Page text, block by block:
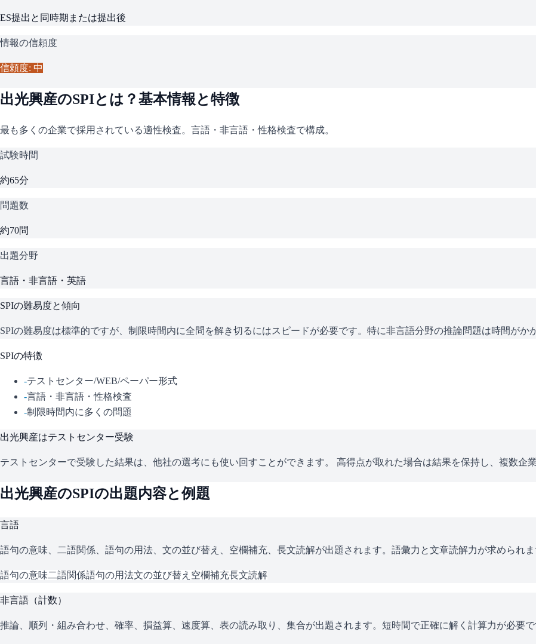
ES提出と同時期または提出後
情報の信頼度
信頼度: 中
出光興産のSPIとは？基本情報と特徴
最も多くの企業で採用されている適性検査。言語・非言語・性格検査で構成。
試験時間
約65分
問題数
約70問
出題分野
言語・非言語・英語
SPIの難易度と傾向
SPIの難易度は標準的ですが、制限時間内に全問を解き切るにはスピードが必要です。特に非言語分野の推論問題は時間がか
SPIの特徴
-テストセンター/WEB/ペーパー形式
-言語・非言語・性格検査
-制限時間内に多くの問題
出光興産はテストセンター受験
テストセンターで受験した結果は、他社の選考にも使い回すことができます。 高得点が取れた場合は結果を保持し、複数企
出光興産のSPIの出題内容と例題
言語
語句の意味、二語関係、語句の用法、文の並び替え、空欄補充、長文読解が出題されます。語彙力と文章読解力が求められま
語句の意味二語関係語句の用法文の並び替え 空欄補充長文読解
非言語（計数）
推論、順列・組み合わせ、確率、損益算、速度算、表の読み取り、集合が出題されます。短時間で正確に解く計算力が必要で